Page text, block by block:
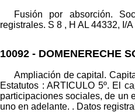
Fusión por absorción.
registrales. S 8 , H AL 44332, I/
10092 - DOMENERECHE
Ampliación de capital.
Estatutos : ARTICULO 5º. El
participaciones sociales, de un
uno en adelante. . Datos